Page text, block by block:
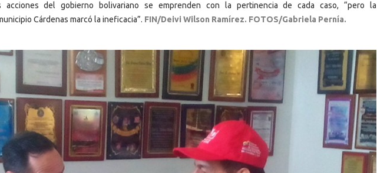
acciones del gobierno bolivariano se emprenden con la pertinencia de cada caso, “pero la
Cárdenas marcó la ineficacia”. FIN/Deivi Wilson Ramírez. FOTOS/Gabriela Pernía.